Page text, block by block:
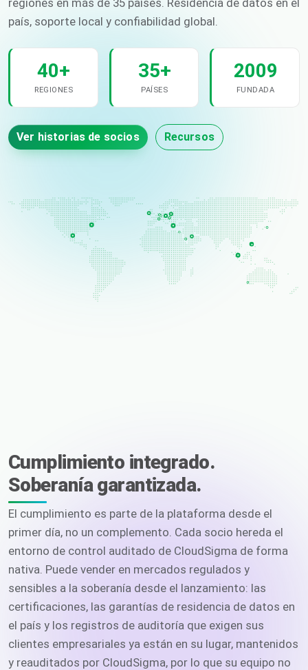
regiones en más de 35 países. Residencia de datos en el
país, soporte local y confiabilidad global.
40+
REGIONES
35+
PAÍSES
2009
FUNDADA
Ver historias de socios Recursos
Cumplimiento integrado.
Soberanía garantizada.
El cumplimiento es parte de la plataforma desde el
primer día, no un complemento. Cada socio hereda el
entorno de control auditado de CloudSigma de forma
nativa. Puede vender en mercados regulados y
sensibles a la soberanía desde el lanzamiento: las
certificaciones, las garantías de residencia de datos en
el país y los registros de auditoría que exigen sus
clientes empresariales ya están en su lugar, mantenidos
y reauditados por CloudSigma, por lo que su equipo no